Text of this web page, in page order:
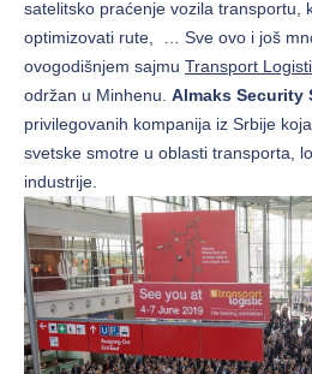
satelitsko praćenje vozila transportu,
optimizovati rute, … Sve ovo i još
ovogodišnjem sajmu Transport
održan u Minhenu. Almaks Security
privilegovanih kompanija iz Srbije
svetske smotre u oblasti transporta,
industrije.